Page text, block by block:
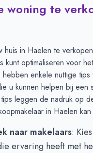
woning te
huis in Haelen te
kunt optimaliseren voor
enkele nuttige tips
u kunnen helpen bij een
leggen de nadruk op
in Haelen
naar makelaars:
ervaring heeft met